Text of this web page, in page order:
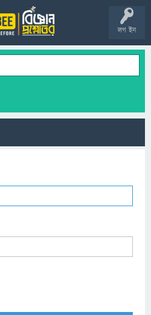
লগ ইন